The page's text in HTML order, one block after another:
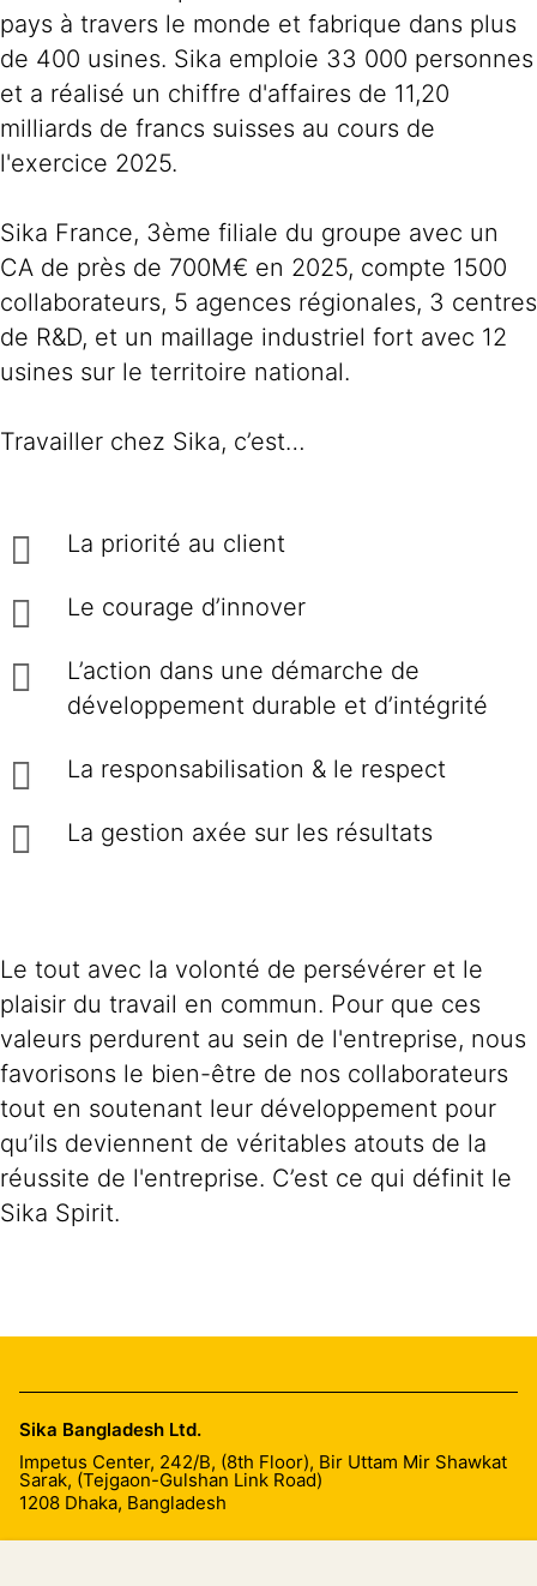
pays à travers le monde et fabrique dans plus
de 400 usines. Sika emploie 33 000 personnes
et a réalisé un chiffre d'affaires de 11,20
milliards de francs suisses au cours de
l'exercice 2025.
Sika France, 3ème filiale du groupe avec un
CA de près de 700M€ en 2025, compte 1500
collaborateurs, 5 agences régionales, 3 centres
de R&D, et un maillage industriel fort avec 12
usines sur le territoire national.
Travailler chez Sika, c’est…
La priorité au client
Le courage d’innover
L’action dans une démarche de
développement durable et d’intégrité
La responsabilisation & le respect
La gestion axée sur les résultats
Le tout avec la volonté de persévérer et le
plaisir du travail en commun. Pour que ces
valeurs perdurent au sein de l'entreprise, nous
favorisons le bien-être de nos collaborateurs
tout en soutenant leur développement pour
qu’ils deviennent de véritables atouts de la
réussite de l'entreprise. C’est ce qui définit le
Sika Spirit.
Sika Bangladesh Ltd.
Impetus Center, 242/B, (8th Floor), Bir Uttam Mir Shawkat
Sarak, (Tejgaon-Gulshan Link Road)
1208 Dhaka, Bangladesh